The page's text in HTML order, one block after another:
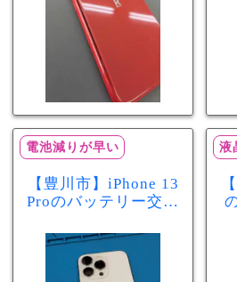
電池減りが早い
【豊川市】iPhone 13
Proのバッテリー交換
が早い症状も当日90
分で改善
液